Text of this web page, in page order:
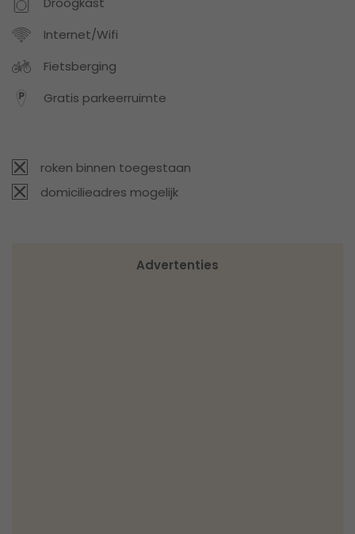
Internet/Wifi
Fietsberging
Gratis parkeerruimte
roken binnen toegestaan
domicilieadres mogelijk
Advertenties